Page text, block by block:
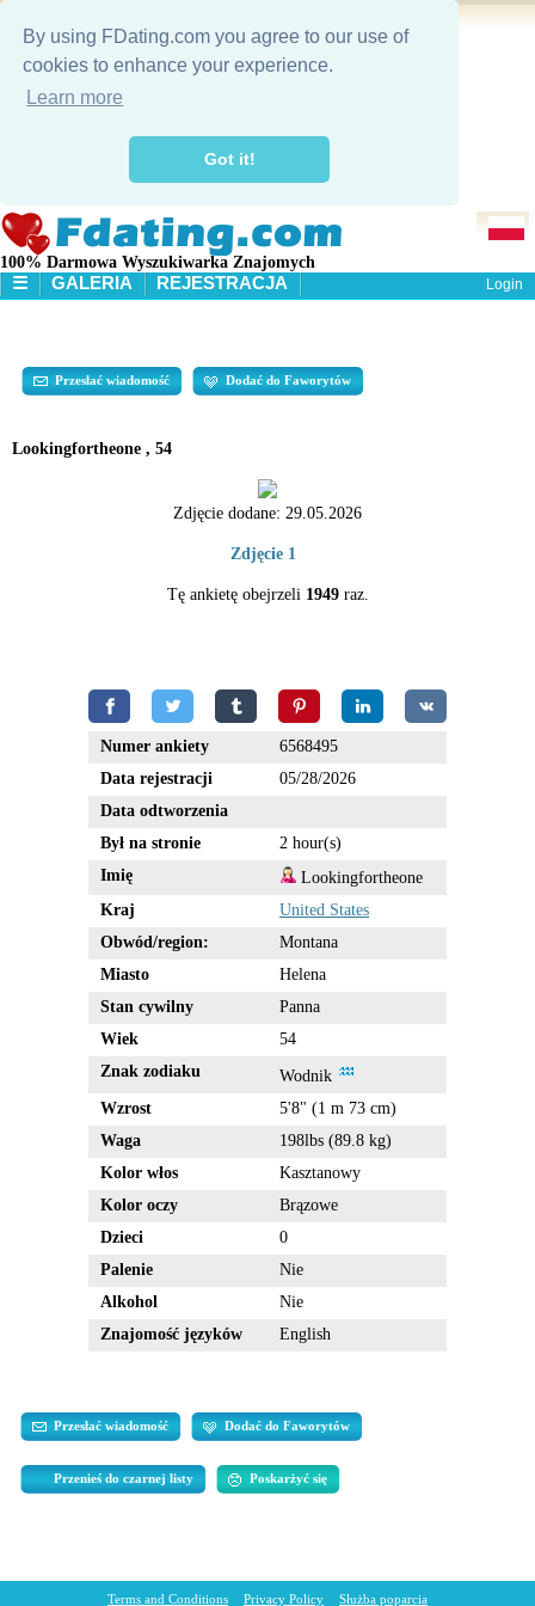
By using FDating.com you agree to our use of
cookies to enhance your experience.
Learn more
Got it!
100% Darmowa Wyszukiwarka Znajomych
☰
WYSZUKIWANIE
GALERIA REJESTRACJA Login
Przesłać wiadomość Dodać do Faworytów
Lookingfortheone , 54
Zdjęcie dodane: 29.05.2026
Zdjęcie 1
Tę ankietę obejrzeli 1949raz.
Numer ankiety
6568495
Data rejestracji
05/28/2026
Data odtworzenia
Był na stronie
2 hour(s)
Imię
Lookingfortheone
Kraj
United States
Obwód/region:
Montana
Miasto
Helena
Stan cywilny
Panna
Wiek
54
Znak zodiaku
Wodnik
Wzrost
5'8" (1 m 73 cm)
Waga
198lbs (89.8 kg)
Kolor włos
Kasztanowy
Kolor oczy
Brązowe
Dzieci
0
Palenie
Nie
Alkohol
Nie
Znajomość języków
English
Przesłać wiadomość Dodać do Faworytów
Przenieś do czarnej listy Poskarżyć się
Terms and Conditions Privacy Policy Służba poparcia